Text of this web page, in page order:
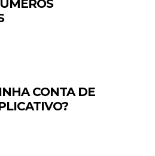
CONTA DE